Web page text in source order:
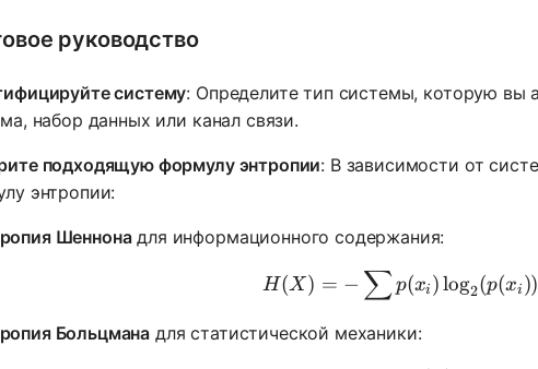
руководство
систему: Определите тип системы, которую вы
набор данных или канал связи.
подходящую формулу энтропии: В зависимости от
энтропии:
Шеннонадля информационного содержания:
H(X) = - \sum
H(X) = − ∑p(xi ) log2(p(xi ))
Больцмана для статистической механики: